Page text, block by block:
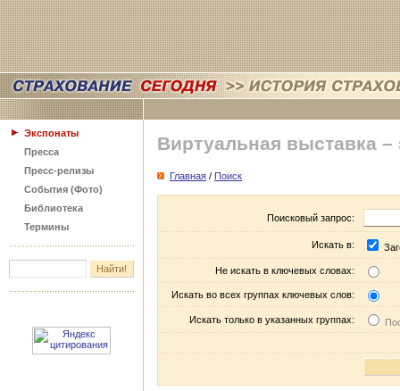
Экспонаты
Пресса
Пресс-релизы
События (Фото)
Библиотека
Термины
Виртуальная выставка –
Главная / Поиск
Поисковый запрос:
Искать в:
Не искать в ключевых словах:
Искать во всех группах ключевых слов:
Искать только в указанных группах: